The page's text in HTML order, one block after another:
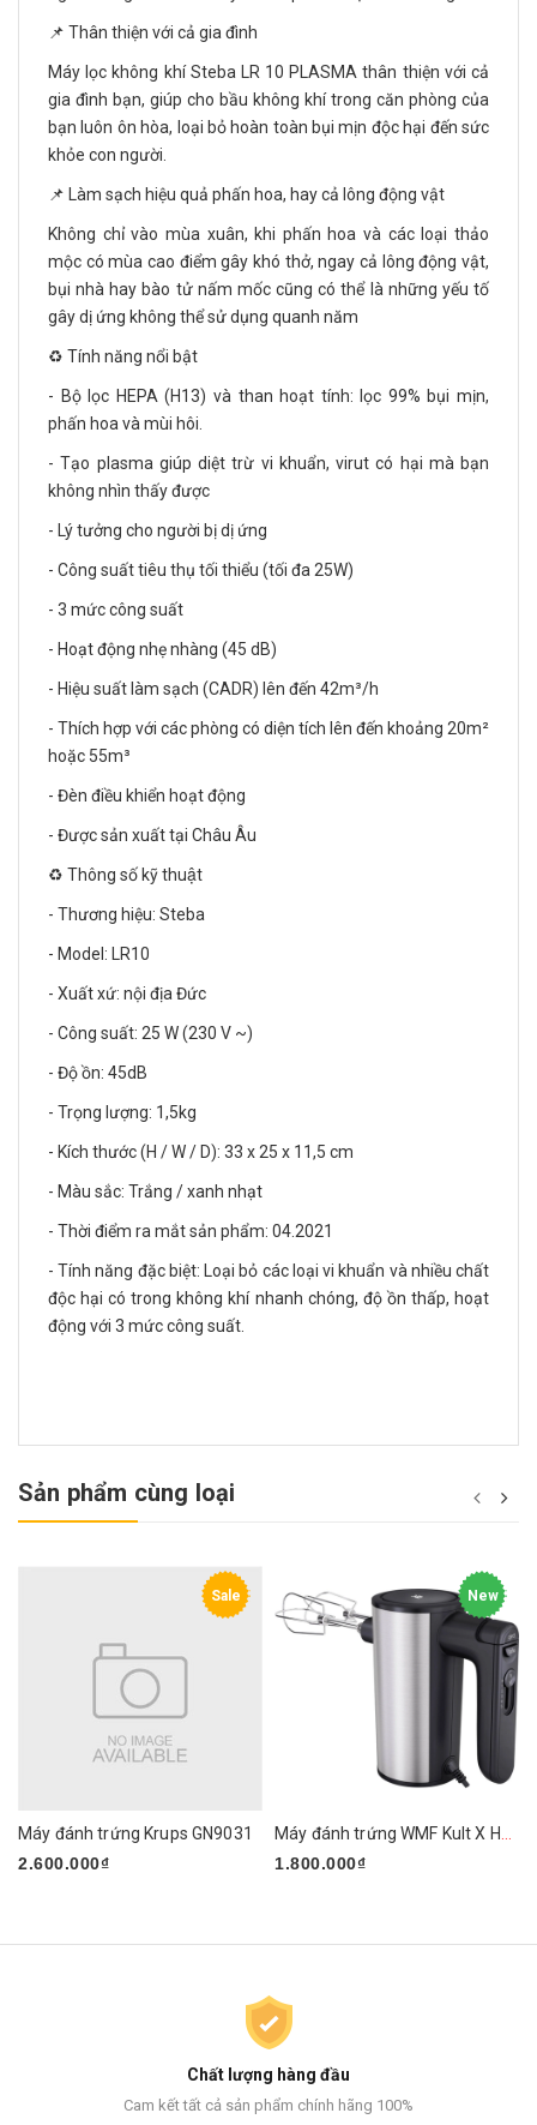
📌 Thân thiện với cả gia đình
Máy lọc không khí Steba LR 10 PLASMA thân thiện với cả
gia đình bạn, giúp cho bầu không khí trong căn phòng của
bạn luôn ôn hòa, loại bỏ hoàn toàn bụi mịn độc hại đến sức
khỏe con người.
📌 Làm sạch hiệu quả phấn hoa, hay cả lông động vật
Không chỉ vào mùa xuân, khi phấn hoa và các loại thảo
mộc có mùa cao điểm gây khó thở, ngay cả lông động vật,
bụi nhà hay bào tử nấm mốc cũng có thể là những yếu tố
gây dị ứng không thể sử dụng quanh năm
♻️ Tính năng nổi bật
- Bộ lọc HEPA (H13) và than hoạt tính: lọc 99% bụi mịn,
phấn hoa và mùi hôi.
- Tạo plasma giúp diệt trừ vi khuẩn, virut có hại mà bạn
không nhìn thấy được
- Lý tưởng cho người bị dị ứng
- Công suất tiêu thụ tối thiểu (tối đa 25W)
- 3 mức công suất
- Hoạt động nhẹ nhàng (45 dB)
- Hiệu suất làm sạch (CADR) lên đến 42m³/h
- Thích hợp với các phòng có diện tích lên đến khoảng 20m²
hoặc 55m³
- Đèn điều khiển hoạt động
- Được sản xuất tại Châu Âu
♻️ Thông số kỹ thuật
- Thương hiệu: Steba
- Model: LR10
- Xuất xứ: nội địa Đức
- Công suất: 25 W (230 V ~)
- Độ ồn: 45dB
- Trọng lượng: 1,5kg
- Kích thước (H / W / D): 33 x 25 x 11,5 cm
- Màu sắc: Trắng / xanh nhạt
- Thời điểm ra mắt sản phẩm: 04.2021
- Tính năng đặc biệt: Loại bỏ các loại vi khuẩn và nhiều chất
độc hại có trong không khí nhanh chóng, độ ồn thấp, hoạt
động với 3 mức công suất.
Sản phẩm cùng loại
Sale
Máy đánh trứng Krups GN9031
2.600.000₫
New
1.800.000₫
Chất lượng hàng đầu
Cam kết tất cả sản phẩm chính hãng 100%